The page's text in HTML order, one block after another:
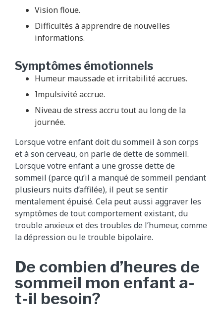
Vision floue.
Difficultés à apprendre de nouvelles
informations.
Symptômes émotionnels
Humeur maussade et irritabilité accrues.
Impulsivité accrue.
Niveau de stress accru tout au long de la
journée.
Lorsque votre enfant doit du sommeil à son corps
et à son cerveau, on parle de dette de sommeil.
Lorsque votre enfant a une grosse dette de
sommeil (parce qu’il a manqué de sommeil pendant
plusieurs nuits d’affilée), il peut se sentir
mentalement épuisé. Cela peut aussi aggraver les
symptômes de tout comportement existant, du
trouble anxieux et des troubles de l’humeur, comme
la dépression ou le trouble bipolaire.
De combien d’heures de
sommeil mon enfant a-
t-il besoin?